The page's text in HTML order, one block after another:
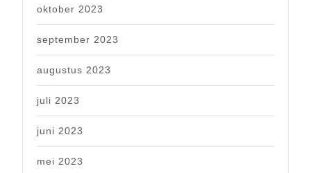
oktober 2023
september 2023
augustus 2023
juli 2023
juni 2023
mei 2023